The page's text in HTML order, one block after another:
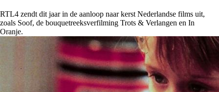
RTL4 zendt dit jaar in de aanloop naar kerst Nederlandse films uit,
zoals Soof, de bouquetreeksverfilming Trots & Verlangen en In
Oranje.